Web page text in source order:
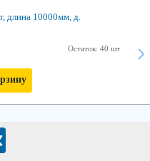
длина 10000мм, д.
Остаток: 40 шт